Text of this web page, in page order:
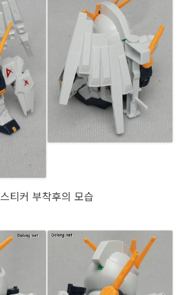
스티커 부착후의 모습